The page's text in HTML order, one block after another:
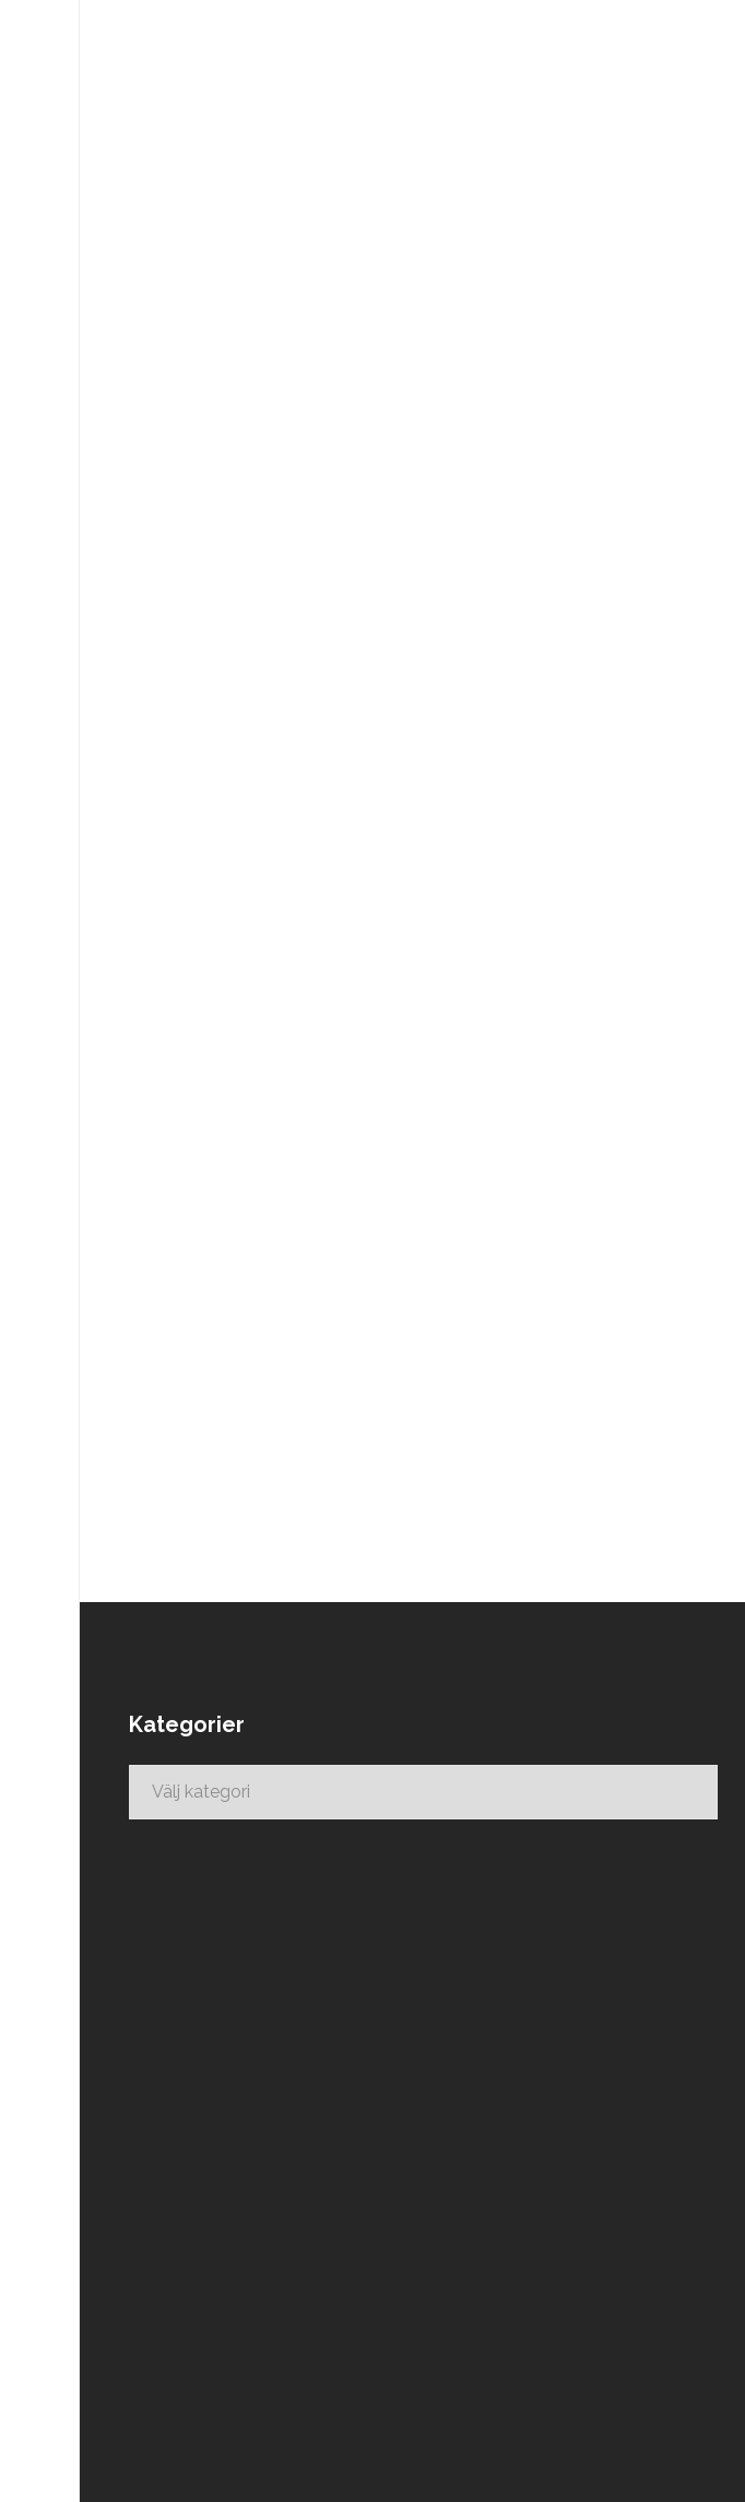
Kategorier